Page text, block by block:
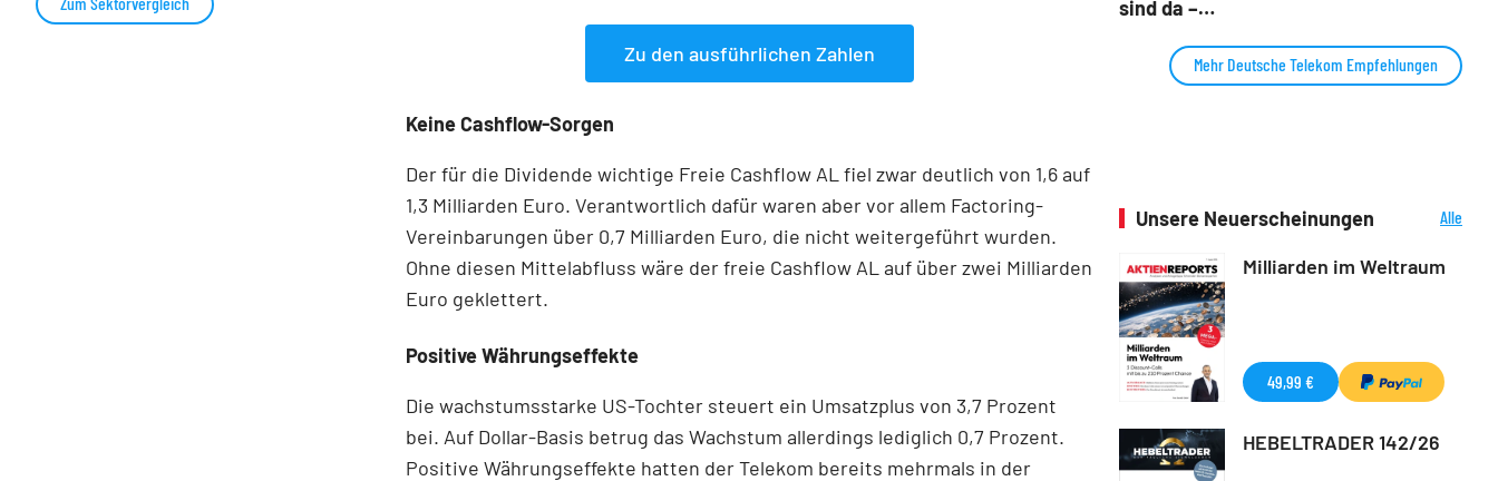
Zu den ausführlichen Zahlen
Keine Cashflow-Sorgen
Der für die Dividende wichtige Freie Cashflow AL fiel zwar deutlich von 1,6 auf
1,3 Milliarden Euro. Verantwortlich dafür waren aber vor allem Factoring-
Vereinbarungen über 0,7 Milliarden Euro, die nicht weitergeführt wurden.
Ohne diesen Mittelabfluss wäre der freie Cashflow AL auf über zwei Milliarden
Euro geklettert.
Positive Währungseffekte
Die wachstumsstarke US-Tochter steuert ein Umsatzplus von 3,7 Prozent
bei. Auf Dollar-Basis betrug das Wachstum allerdings lediglich 0,7 Prozent.
Positive Währungseffekte hatten der Telekom bereits mehrmals in der
sind da –
Mehr Deutsche Telekom Empfehlungen
Unsere Neuerscheinungen
Alle
Milliarden im Weltraum
49,99 €
HEBELTRADER 142/26